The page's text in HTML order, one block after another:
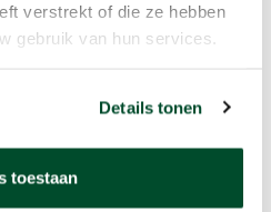
verstrekt of die ze hebben
gebruik van hun services.
Details tonen
toestaan